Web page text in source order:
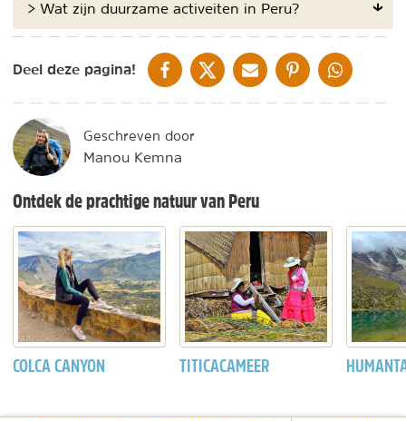
> Wat zijn duurzame activeiten in Peru?
Deel deze pagina! DELEN OP FACEBOOK
DELEN OP XDELEN VIA DE MAIL
DELEN OP PINTEREST
DELEN OP
Geschreven door
Manou Kemna
Ontdek de prachtige natuur van Peru
COLCA CANYON TITICACAMEER